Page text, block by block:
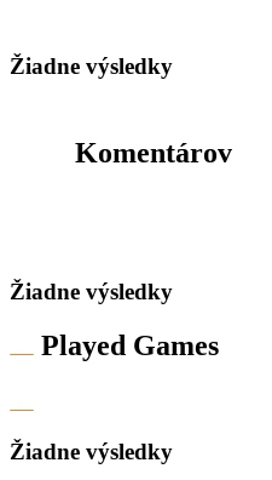
Žiadne výsledky
Komentárov
Žiadne výsledky
Played Games
Žiadne výsledky